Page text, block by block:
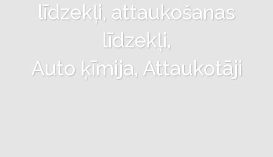
līdzekļi, attaukošanas
līdzekļi,
Auto ķīmija, Attaukotāji